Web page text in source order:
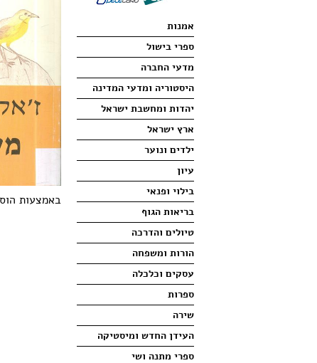
אמנות
ספרי בישול
מדעי החברה
היסטוריה ומדעי המדינה
יהדות ומחשבת ישראל
ארץ ישראל
ילדים ונוער
עיון
בילוי ופנאי
בריאות הגוף
טיולים והדרכה
הורות ומשפחה
עסקים וכלכלה
ספרות
שירה
העידן החדש ומיסטיקה
ספרי מתנה ושי
באמצעות